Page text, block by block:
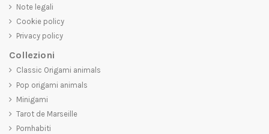
Note legali
Cookie policy
Privacy policy
Collezioni
Classic Origami animals
Pop origami animals
Minigami
Tarot de Marseille
Pornhabiti